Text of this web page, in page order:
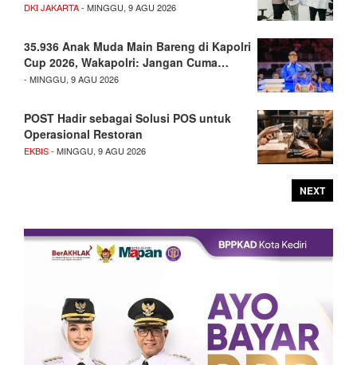
DKI JAKARTA- MINGGU, 9 AGU 2026
35.936 Anak Muda Main Bareng di Kapolri
Cup 2026, Wakapolri: Jangan Cuma…
- MINGGU, 9 AGU 2026
POST Hadir sebagai Solusi POS untuk
Operasional Restoran
EKBIS- MINGGU, 9 AGU 2026
NEXT